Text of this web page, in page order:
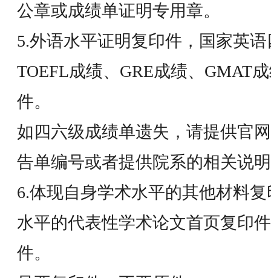
公章或成绩单证明专用章。
5.外语水平证明复印件，国家英
TOEFL成绩、GRE成绩、GMAT
件。
如四六级成绩单遗失，请提供官
告单编号或者提供院系的相关说
6.体现自身学术水平的其他材料
水平的代表性学术论文首页复印
件。